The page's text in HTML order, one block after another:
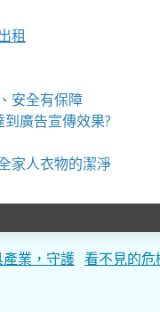
租
安全有保障
到廣告宣傳效果?
家人衣物的潔淨
業，守護 看不見的